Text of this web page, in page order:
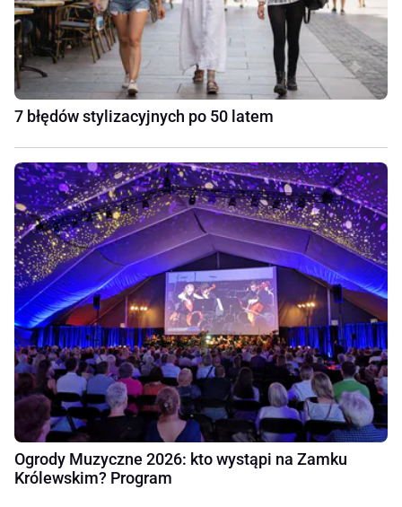
7 błędów stylizacyjnych po 50 latem
Ogrody Muzyczne 2026: kto wystąpi na Zamku
Królewskim? Program